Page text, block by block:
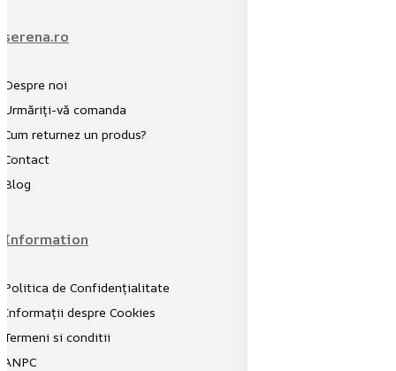
serena.ro
Despre noi
Urmăriți-vă comanda
Cum returnez un produs?
Contact
Blog
Information
Politica de Confidențialitate
Informații despre Cookies
Termeni si conditii
ANPC